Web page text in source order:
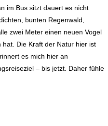
im Bus sitzt dauert es nicht
bunten Regenwald,
zwei Meter einen neuen Vogel
Die Kraft der Natur hier ist
es mich hier an
– bis jetzt. Daher fühle